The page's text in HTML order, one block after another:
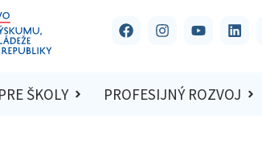
PRE ŠKOLY PROFESIJNÝ ROZVOJ